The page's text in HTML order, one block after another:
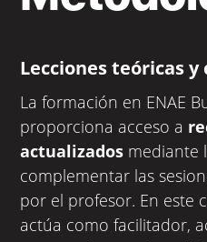
Lecciones teóricas y
La formación en ENAE
proporciona acceso a
actualizados mediante
complementar las
por el profesor. En este
actúa como facilitador,